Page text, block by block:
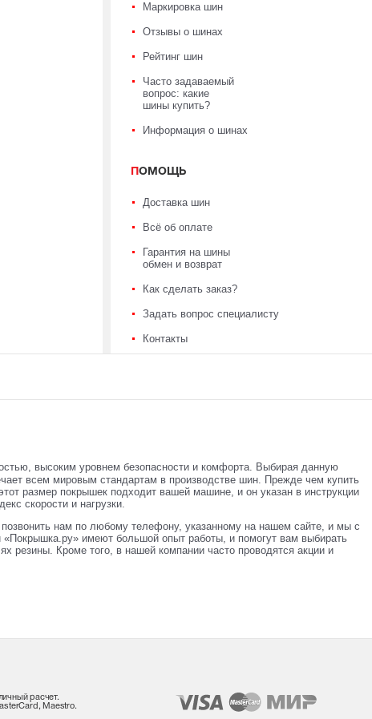
Маркировка шин
Отзывы о шинах
Рейтинг шин
Часто задаваемый
вопрос: какие
шины купить?
Информация о шинах
ПОМОЩЬ
Доставка шин
Всё об оплате
Гарантия на шины
обмен и возврат
Как сделать заказ?
Задать вопрос специалисту
Контакты
высоким уровнем безопасности и комфорта. Выбирая данную
всем мировым стандартам в производстве шин. Прежде чем купить
размер покрышек подходит вашей машине, и он указан в инструкции
скорости и нагрузки.
нам по любому телефону, указанному на нашем сайте, и мы с
имеют большой опыт работы, и помогут вам выбирать
резины. Кроме того, в нашей компании часто проводятся акции и
расчет.
Maestro.